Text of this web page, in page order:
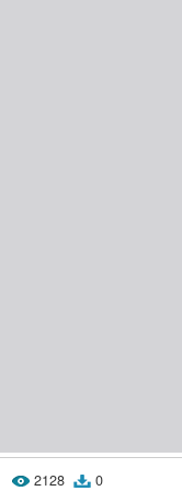
2128 0